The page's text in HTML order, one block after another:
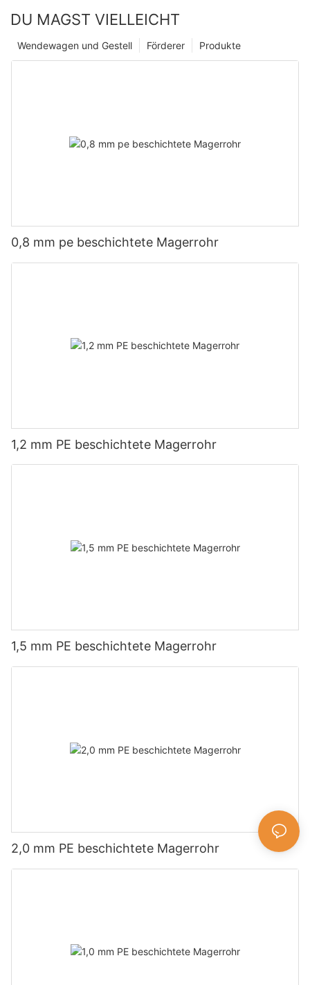
DU MAGST VIELLEICHT
Produkte
Förderer
Wendewagen und Gestell
0,8 mm pe beschichtete Magerrohr
1,2 mm PE beschichtete Magerrohr
1,5 mm PE beschichtete Magerrohr
2,0 mm PE beschichtete Magerrohr